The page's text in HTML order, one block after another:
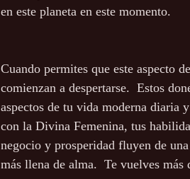
en este
Cuando permites que este aspecto
comienzan a despertarse.  Estos
aspectos de tu vida moderna diaria
con la Divina Femenina, tus
negocio y prosperidad fluyen de
más llena de alma.  Te vuelves más